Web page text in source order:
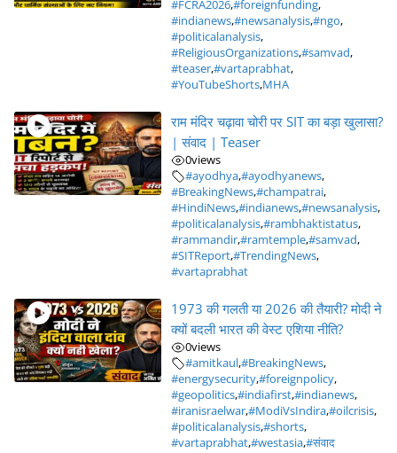
#FCRA2026,#foreignfunding,
#indianews,#newsanalysis,#ngo,
#politicalanalysis,
#ReligiousOrganizations,#samvad,
#teaser,#vartaprabhat,
#YouTubeShorts,MHA
राम मंदिर चढ़ावा चोरी पर SIT का बड़ा खुलासा?
| संवाद | Teaser
0views
#ayodhya,#ayodhyanews,
#BreakingNews,#champatrai,
#HindiNews,#indianews,#newsanalysis,
#politicalanalysis,#rambhaktistatus,
#rammandir,#ramtemple,#samvad,
#SITReport,#TrendingNews,
#vartaprabhat
1973 की गलती या 2026 की तैयारी? मोदी ने
क्यों बदली भारत की वेस्ट एशिया नीति?
0views
#amitkaul,#BreakingNews,
#energysecurity,#foreignpolicy,
#geopolitics,#indiafirst,#indianews,
#iranisraelwar,#ModiVsIndira,#oilcrisis,
#politicalanalysis,#shorts,
#vartaprabhat,#westasia,#संवाद